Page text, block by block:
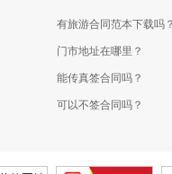
有旅游合同范本下载吗
门市地址在哪里？
能传真签合同吗？
可以不签合同吗？